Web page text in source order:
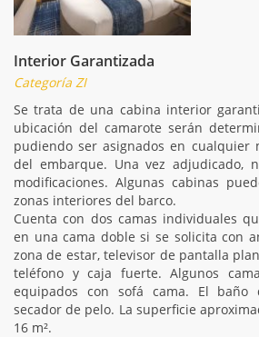
Interior Garantizada
Categoría ZI
Se trata de una cabina interior
ubicación del camarote serán
pudiendo ser asignados en cualquier
del embarque. Una vez adjudicado,
modificaciones. Algunas cabinas
zonas interiores del barco.
Cuenta con dos camas individuales
en una cama doble si se solicita con
zona de estar, televisor de pantalla
teléfono y caja fuerte. Algunos
equipados con sofá cama. El
secador de pelo. La superficie
16 m².